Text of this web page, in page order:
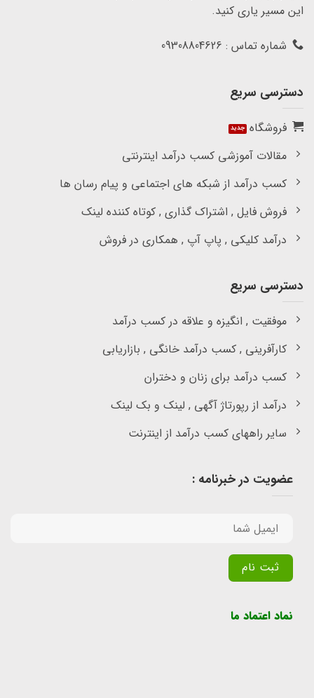
این مسیر یاری کنید.
شماره تماس : 09308804626
دسترسی سریع
فروشگاه
مقالات آموزشی کسب درآمد اینترنتی
کسب درآمد از شبکه های اجتماعی و پیام رسان ها
فروش فایل , اشتراک گذاری , کوتاه کننده لینک
درآمد کلیکی , پاپ آپ , همکاری در فروش
دسترسی سریع
موفقیت , انگیزه و علاقه در کسب درآمد
کارآفرینی , کسب درآمد خانگی , بازاریابی
کسب درآمد برای زنان و دختران
درآمد از رپورتاژ آگهی , لینک و بک لینک
سایر راههای کسب درآمد از اینترنت
عضویت در خبرنامه :
نماد اعتماد ما